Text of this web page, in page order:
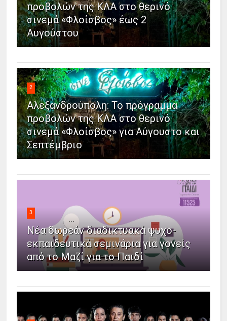
προβολών της ΚΛΑ στο θερινό
σινεμά «Φλοίσβος» έως 2
Αυγούστου
2
Αλεξανδρούπολη: Το πρόγραμμα
προβολών της ΚΛΑ στο θερινό
σινεμά «Φλοίσβος» για Αύγουστο και
Σεπτέμβριο
3
Νέα δωρεάν διαδικτυακά ψυχο-
εκπαιδευτικά σεμινάρια για γονείς
από το Μαζί για το Παιδί